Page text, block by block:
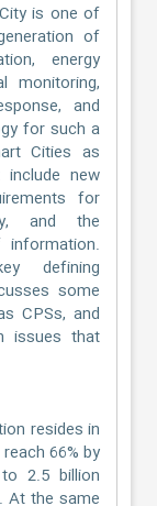
is one of
of
energy
monitoring,
and
for such a
Cities as
new
for
and the
defining
some
CPSs, and
issues that
resides in
66% by
2.5 billion
At the same